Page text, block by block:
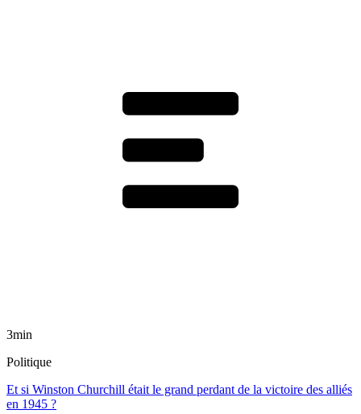
3min
Politique
Et si Winston Churchill était le grand perdant de la victoire des alliés
en 1945 ?